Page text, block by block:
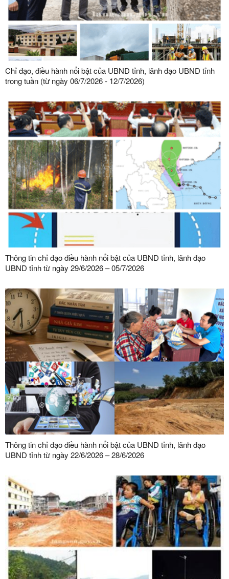
Chỉ đạo, điều hành nổi bật của UBND tỉnh, lãnh đạo UBND tỉnh
trong tuần (từ ngày 06/7/2026 - 12/7/2026)
Thông tin chỉ đạo điều hành nổi bật của UBND tỉnh, lãnh đạo
UBND tỉnh từ ngày 29/6/2026 – 05/7/2026
Thông tin chỉ đạo điều hành nổi bật của UBND tỉnh, lãnh đạo
UBND tỉnh từ ngày 22/6/2026 – 28/6/2026